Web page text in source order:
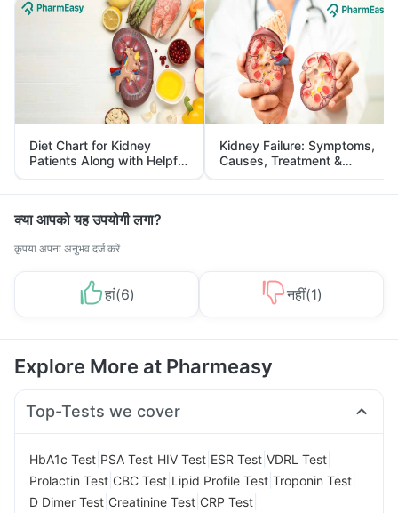
Diet Chart for Kidney
Patients Along with Helpful
Tips
Kidney Failure: Symptoms,
Causes, Treatment &
Prevention
क्या आपको यह उपयोगी लगा?
कृपया अपना अनुभव दर्ज करें
हां(6) नहीं(1)
Explore More at Pharmeasy
Top-Tests we cover
HbA1c Test PSA Test HIV Test ESR Test VDRL Test
Prolactin Test CBC Test Lipid Profile Test Troponin Test
D Dimer Test Creatinine Test CRP Test